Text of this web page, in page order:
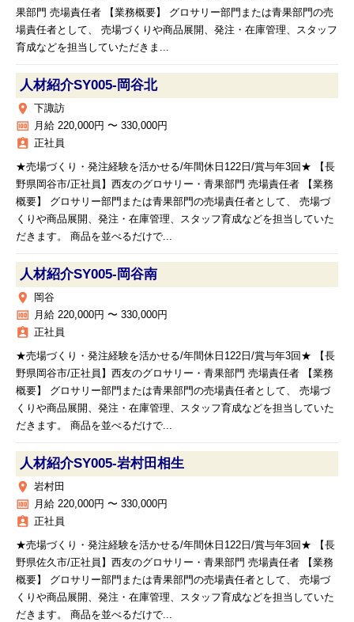
果部門 売場責任者 【業務概要】 グロサリー部門または青果部門の売
場責任者として、 売場づくりや商品展開、発注・在庫管理、スタッフ
育成などを担当していただきま...
人材紹介SY005‐岡谷北
place 下諏訪
money 月給 220,000円 〜 330,000円
assignment_ind 正社員
★売場づくり・発注経験を活かせる/年間休日122日/賞与年3回★ 【長
野県岡谷市/正社員】西友のグロサリー・青果部門 売場責任者 【業務
概要】 グロサリー部門または青果部門の売場責任者として、 売場づ
くりや商品展開、発注・在庫管理、スタッフ育成などを担当していた
だきます。 商品を並べるだけで...
人材紹介SY005‐岡谷南
place 岡谷
money 月給 220,000円 〜 330,000円
assignment_ind 正社員
★売場づくり・発注経験を活かせる/年間休日122日/賞与年3回★ 【長
野県岡谷市/正社員】西友のグロサリー・青果部門 売場責任者 【業務
概要】 グロサリー部門または青果部門の売場責任者として、 売場づ
くりや商品展開、発注・在庫管理、スタッフ育成などを担当していた
だきます。 商品を並べるだけで...
人材紹介SY005‐岩村田相生
place 岩村田
money 月給 220,000円 〜 330,000円
assignment_ind 正社員
★売場づくり・発注経験を活かせる/年間休日122日/賞与年3回★ 【長
野県佐久市/正社員】西友のグロサリー・青果部門 売場責任者 【業務
概要】 グロサリー部門または青果部門の売場責任者として、 売場づ
くりや商品展開、発注・在庫管理、スタッフ育成などを担当していた
だきます。 商品を並べるだけで...